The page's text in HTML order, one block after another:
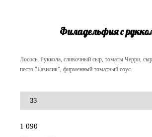
Филадельфия с
Лосось, Руккола, сливочный сыр, томаты Черри,
песто "Базилик", фирменный томатный соус.
1 090